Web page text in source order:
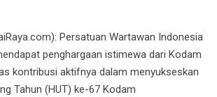
Persatuan Wartawan Indonesia
penghargaan istimewa dari Kodam
kontribusi aktifnya dalam menyukseskan
Tahun (HUT) ke-67 Kodam